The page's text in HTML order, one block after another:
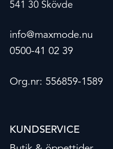
541 30 Skövde
info@maxmode.nu
0500-41 02 39
Org.nr: 556859-1589
KUNDSERVICE